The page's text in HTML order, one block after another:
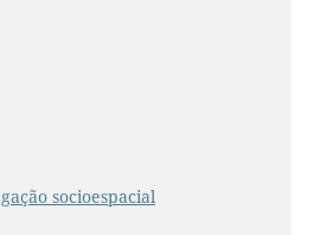
socioespacial